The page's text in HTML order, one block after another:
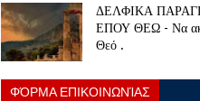
ΔΕΛΦΙΚΑ
ΕΠΟΥ ΘΕΩ - Να
Θεό .
ΦΌΡΜΑ ΕΠΙΚΟΙΝΩΝΊΑΣ